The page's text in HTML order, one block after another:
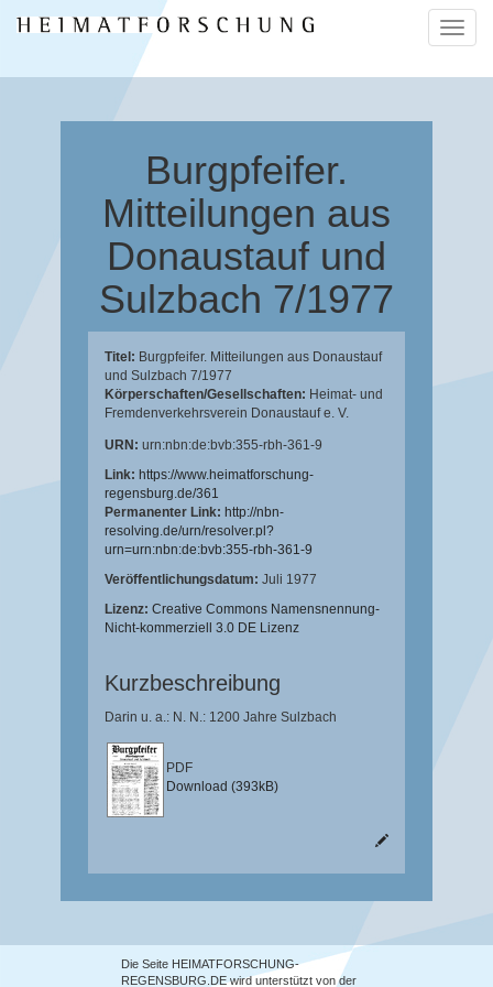
ein-/
Burgpfeifer.
Mitteilungen aus
Donaustauf und
Sulzbach 7/1977
Titel: Burgpfeifer. Mitteilungen aus Donaustauf
und Sulzbach 7/1977
Körperschaften/Gesellschaften: Heimat- und
Fremdenverkehrsverein Donaustauf e. V.
URN: urn:nbn:de:bvb:355-rbh-361-9
Link: https://www.heimatforschung-
regensburg.de/361
Permanenter Link: http://nbn-
resolving.de/urn/resolver.pl?
urn=urn:nbn:de:bvb:355-rbh-361-9
Veröffentlichungsdatum: Juli 1977
Lizenz: Creative Commons Namensnennung-
Nicht-kommerziell 3.0 DE Lizenz
Kurzbeschreibung
Darin u. a.: N. N.: 1200 Jahre Sulzbach
PDF
Download (393kB)
Die Seite HEIMATFORSCHUNG-
REGENSBURG.DE wird unterstützt von der